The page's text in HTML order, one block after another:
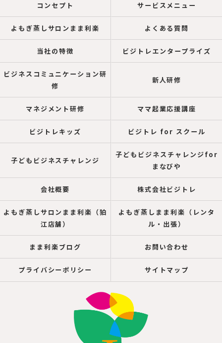
コンセプト サービスメニュー
よもぎ蒸しサロンまま利楽 よくある質問
当社の特徴 ビジトレエンタープライズ
ビジネスコミュニケーション研
修
新人研修
マネジメント研修 ママ起業応援講座
ビジトレキッズ ビジトレ for スクール
子どもビジネスチャレンジ
子どもビジネスチャレンジfor
まなびや
会社概要 株式会社ビジトレ
よもぎ蒸しサロンまま利楽（狛
江店舗）
よもぎ蒸しまま利楽（レンタ
ル・出張）
まま利楽ブログ お問い合わせ
プライバシーポリシー サイトマップ